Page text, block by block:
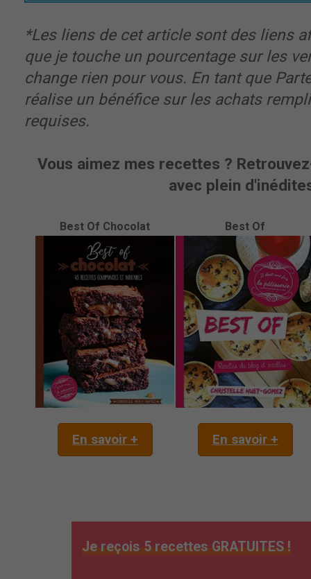
*Les liens de cet article sont des liens
que je touche un pourcentage sur les
change rien pour vous. En tant que
réalise un bénéfice sur les achats
requises.
Vous aimez mes recettes ?
avec plein
Best Of Chocolat Best Of
En savoir + En savoir +
Je reçois 5 recettes GRATUITES !